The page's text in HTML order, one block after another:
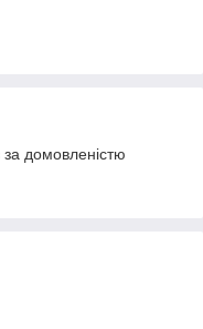
домовленістю